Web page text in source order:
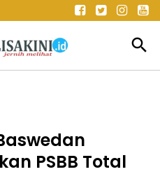
search
PSBB Total